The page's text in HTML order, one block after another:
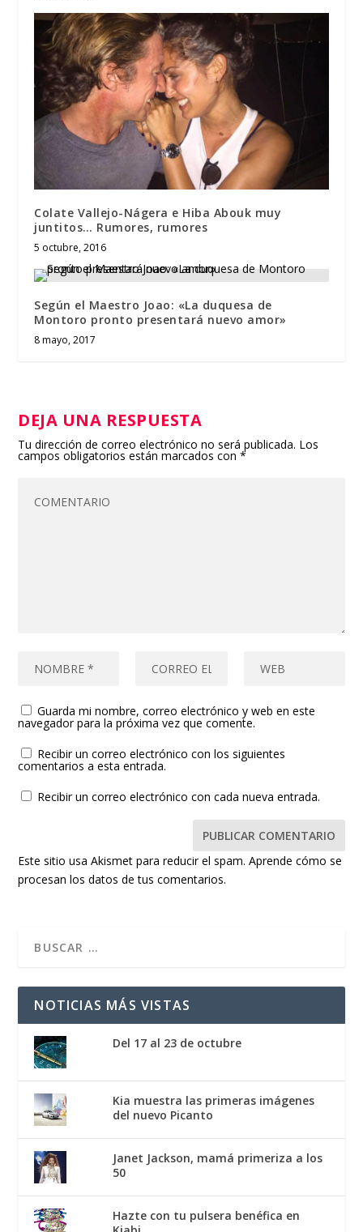
Colate Vallejo-Nágera e Hiba Abouk muy
juntitos… Rumores, rumores
5 octubre, 2016
Según el Maestro Joao: «La duquesa de
Montoro pronto presentará nuevo amor»
8 mayo, 2017
DEJA UNA RESPUESTA
Tu dirección de correo electrónico no será publicada. Los
campos obligatorios están marcados con*
Guarda mi nombre, correo electrónico y web en este
navegador para la próxima vez que comente.
Recibir un correo electrónico con los siguientes
comentarios a esta entrada.
Recibir un correo electrónico con cada nueva entrada.
Este sitio usa Akismet para reducir el spam.Aprende cómo se
procesan los datos de tus comentarios.
NOTICIAS MÁS VISTAS
Del 17 al 23 de octubre
Kia muestra las primeras imágenes
del nuevo Picanto
Janet Jackson, mamá primeriza a los
50
Hazte con tu pulsera benéfica en